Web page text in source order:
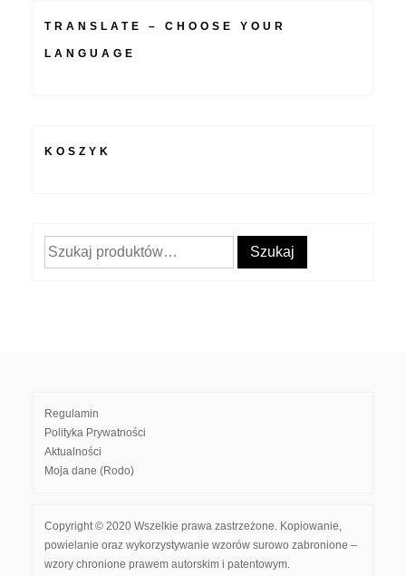
TRANSLATE – CHOOSE YOUR
LANGUAGE
KOSZYK
Szukaj: Szukaj
Regulamin
Polityka Prywatności
Aktualności
Moja dane (Rodo)
Copyright © 2020 Wszelkie prawa zastrzeżone. Kopiowanie,
powielanie oraz wykorzystywanie wzorów surowo zabronione –
wzory chronione prawem autorskim i patentowym.